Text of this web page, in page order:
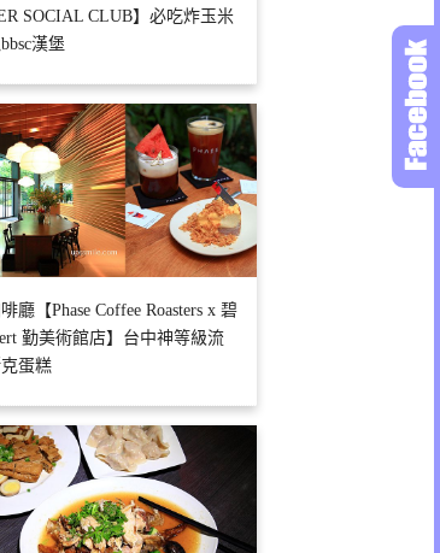
SOCIAL CLUB】必吃炸玉米
漢堡
廳【Phase Coffee Roasters x 碧
勤美術館店】台中神等級流
蛋糕